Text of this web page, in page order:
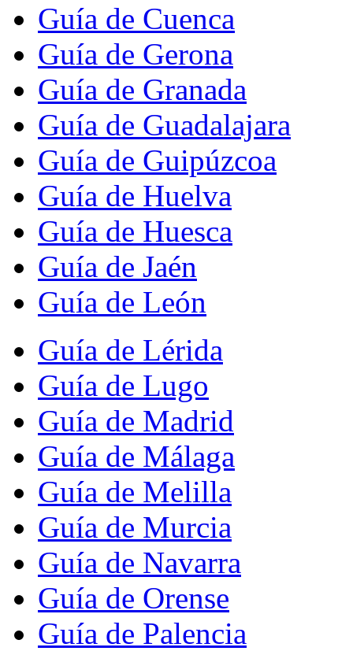
Guía de Cuenca
Guía de Gerona
Guía de Granada
Guía de Guadalajara
Guía de Guipúzcoa
Guía de Huelva
Guía de Huesca
Guía de Jaén
Guía de León
Guía de Lérida
Guía de Lugo
Guía de Madrid
Guía de Málaga
Guía de Melilla
Guía de Murcia
Guía de Navarra
Guía de Orense
Guía de Palencia